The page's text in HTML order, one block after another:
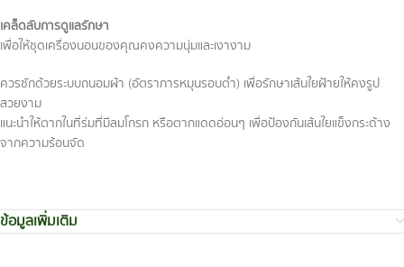
เคล็ดลับการดูแลรักษา
เพื่อให้ชุดเครื่องนอนของคุณคงความนุ่มและเงางาม
ควรซักด้วยระบบถนอมผ้า (อัตราการหมุนรอบต่ำ) เพื่อรักษาเส้นใยฝ้ายให้คงรูป
สวยงาม
แนะนำให้ตากในที่ร่มที่มีลมโกรก หรือตากแดดอ่อนๆ เพื่อป้องกันเส้นใยแข็งกระด้าง
จากความร้อนจัด
ข้อมูลเพิ่มเติม